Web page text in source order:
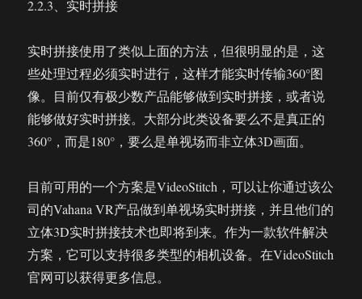
2.2.3、实时拼接
实时拼接使用了类似上面的方法，但很明显的是，这
些处理过程必须实时进行，这样才能实时传输360°图
像。目前仅有极少数产品能够做到实时拼接，或者说
能够做好实时拼接。大部分此类设备要么不是真正的
360°，而是180°，要么是单视场而非立体3D画面。
目前可用的一个方案是VideoStitch，可以让你通过该公
司的Vahana VR产品做到单视场实时拼接，并且他们的
立体3D实时拼接技术也即将到来。作为一款软件解决
方案，它可以支持很多类型的相机设备。在VideoStitch
官网可以获得更多信息。